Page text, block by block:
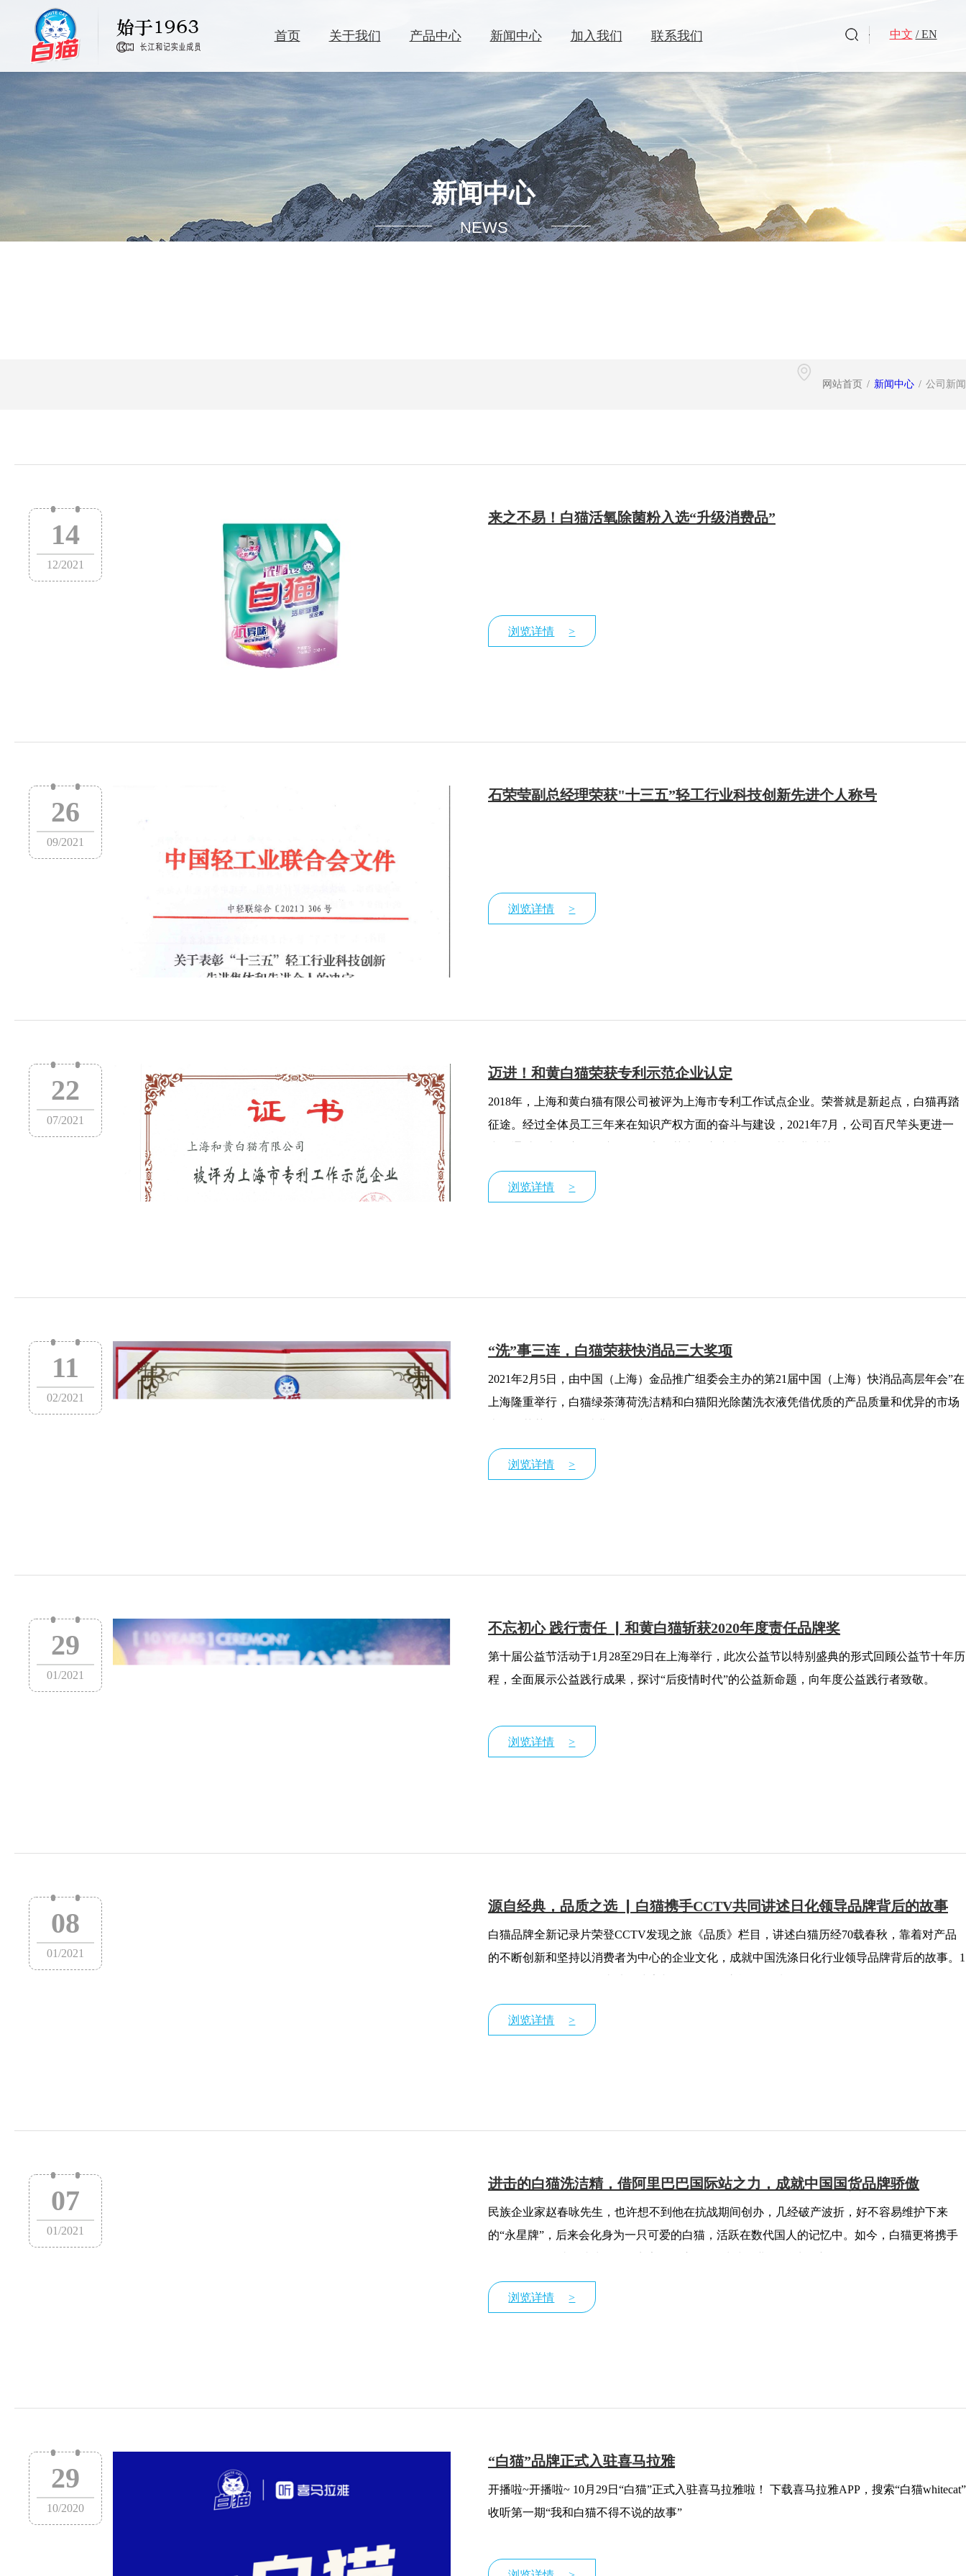
首页 关于我们
公司简介 社会责任 科研创新 旗下品牌
产品中心
洗洁精 洗衣粉 洗衣液 织物辅洗剂 洗衣皂
卫生消毒 家居清洁护理 湿巾清洁 婴童洗护 驱蚊杀虫 全球好物
新闻中心
公司新闻 公益活动
加入我们
人才理念 公司活动
联系我们
联系方式
中文 / EN
新闻中心
NEWS
网站首页 / 新闻中心 / 公司新闻
14
12/2021
来之不易！白猫活氧除菌粉入选“升级消费品”
浏览详情 >
26
09/2021
石荣莹副总经理荣获"十三五”轻工行业科技创新先进个人称号
浏览详情 >
22
07/2021
迈进！和黄白猫荣获专利示范企业认定
2018年，上海和黄白猫有限公司被评为上海市专利工作试点企业。荣誉就是新起点，白猫再踏
征途。经过全体员工三年来在知识产权方面的奋斗与建设，2021年7月，公司百尺竿头更进一
浏览详情 >
11
02/2021
“洗”事三连，白猫荣获快消品三大奖项
2021年2月5日，由中国（上海）金品推广组委会主办的第21届中国（上海）快消品高层年会”在
上海隆重举行，白猫绿茶薄荷洗洁精和白猫阳光除菌洗衣液凭借优质的产品质量和优异的市场
浏览详情 >
29
01/2021
不忘初心 践行责任 ▏和黄白猫斩获2020年度责任品牌奖
第十届公益节活动于1月28至29日在上海举行，此次公益节以特别盛典的形式回顾公益节十年历
程，全面展示公益践行成果，探讨“后疫情时代”的公益新命题，向年度公益践行者致敬。
浏览详情 >
08
01/2021
源自经典，品质之选 ▏白猫携手CCTV共同讲述日化领导品牌背后的故事
白猫品牌全新记录片荣登CCTV发现之旅《品质》栏目，讲述白猫历经70载春秋，靠着对产品
的不断创新和坚持以消费者为中心的企业文化，成就中国洗涤日化行业领导品牌背后的故事。1
浏览详情 >
07
01/2021
进击的白猫洗洁精，借阿里巴巴国际站之力，成就中国国货品牌骄傲
民族企业家赵春咏先生，也许想不到他在抗战期间创办，几经破产波折，好不容易维护下来
的“永星牌”，后来会化身为一只可爱的白猫，活跃在数代国人的记忆中。如今，白猫更将携手
浏览详情 >
29
10/2020
“白猫”品牌正式入驻喜马拉雅
开播啦~开播啦~ 10月29日“白猫”正式入驻喜马拉雅啦！ 下载喜马拉雅APP，搜索“白猫whitecat”
收听第一期“我和白猫不得不说的故事”